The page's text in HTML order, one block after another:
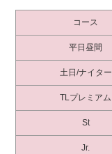
コース
平日昼間
土日/ナイター
TLプレミアム
St
Jr.